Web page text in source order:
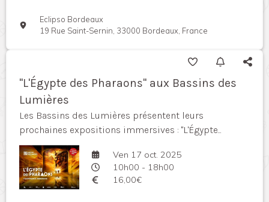
Eclipso Bordeaux
19 Rue Saint-Sernin, 33000 Bordeaux, France
"L'Égypte des Pharaons" aux Bassins des
Lumières
Les Bassins des Lumières présentent leurs
prochaines expositions immersives : "L'Égypte...
Ven 17 oct. 2025
10h00 - 18h00
16,00€